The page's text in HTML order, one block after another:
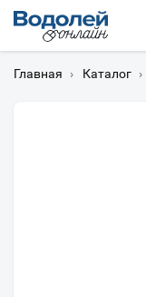
Главная › Каталог ›